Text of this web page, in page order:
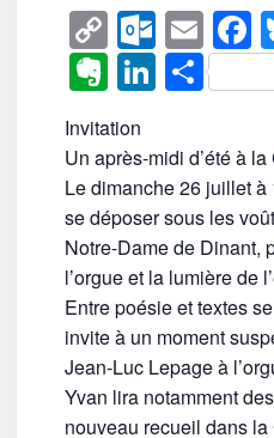
C
o
p
y
Li
n
k
O
ut
lo
o
k.
c
o
m
E
m
ail
F
a
c
e
b
o
o
k
E
v
er
n
ot
e
Li
n
k
e
dI
n
P
ar
ta
g
er
Invitation
Un après-midi d’été à
Le dimanche 26 juillet
se déposer sous les
Notre-Dame de Dinant,
l’orgue et la lumière de
Entre poésie et textes
invite à un moment
Jean-Luc Lepageà
Yvan lira notamment
nouveau recueil dans